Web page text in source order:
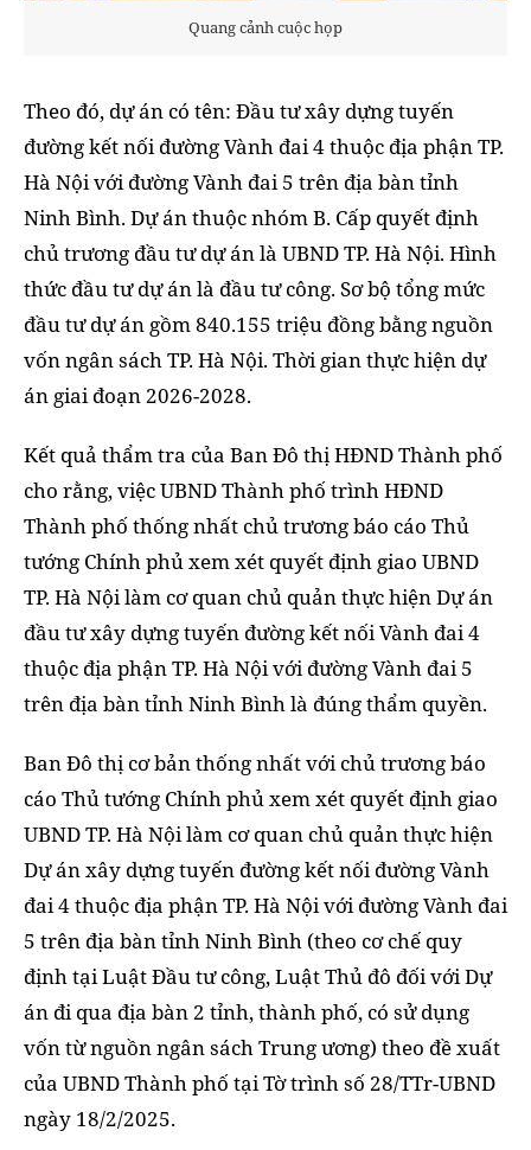
Quang cảnh cuộc họp
Theo đó, dự án có tên: Đầu tư xây dựng tuyến
đường kết nối đường Vành đai 4 thuộc địa phận TP.
Hà Nội với đường Vành đai 5 trên địa bàn tỉnh
Ninh Bình. Dự án thuộc nhóm B. Cấp quyết định
chủ trương đầu tư dự án là UBND TP. Hà Nội. Hình
thức đầu tư dự án là đầu tư công. Sơ bộ tổng mức
đầu tư dự án gồm 840.155 triệu đồng bằng nguồn
vốn ngân sách TP. Hà Nội. Thời gian thực hiện dự
án giai đoạn 2026-2028.
Kết quả thẩm tra của Ban Đô thị HĐND Thành phố
cho rằng, việc UBND Thành phố trình HĐND
Thành phố thống nhất chủ trương báo cáo Thủ
tướng Chính phủ xem xét quyết định giao UBND
TP. Hà Nội làm cơ quan chủ quản thực hiện Dự án
đầu tư xây dựng tuyến đường kết nối Vành đai 4
thuộc địa phận TP. Hà Nội với đường Vành đai 5
trên địa bàn tỉnh Ninh Bình là đúng thẩm quyền.
Ban Đô thị cơ bản thống nhất với chủ trương báo
cáo Thủ tướng Chính phủ xem xét quyết định giao
UBND TP. Hà Nội làm cơ quan chủ quản thực hiện
Dự án xây dựng tuyến đường kết nối đường Vành
đai 4 thuộc địa phận TP. Hà Nội với đường Vành đai
5 trên địa bàn tỉnh Ninh Bình (theo cơ chế quy
định tại Luật Đầu tư công, Luật Thủ đô đối với Dự
án đi qua địa bàn 2 tỉnh, thành phố, có sử dụng
vốn từ nguồn ngân sách Trung ương) theo đề xuất
của UBND Thành phố tại Tờ trình số 28/TTr-UBND
ngày 18/2/2025.